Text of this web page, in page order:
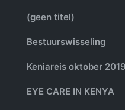
(geen titel)
Bestuurswisseling
Keniareis oktober 2019
EYE CARE IN KENYA